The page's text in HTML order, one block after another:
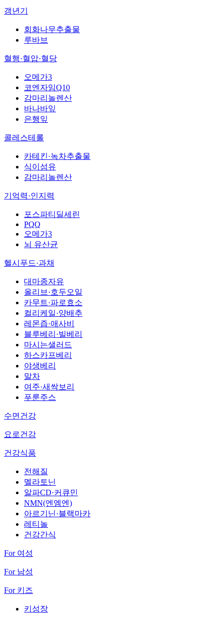
갱년기
회화나무추출물
루바브
혈행·혈압·혈당
오메가3
코엔자임Q10
감마리놀렌산
바나바잎
은행잎
콜레스테롤
카테킨·녹차추출물
식이섬유
감마리놀렌산
기억력·인지력
포스파티딜세린
PQQ
오메가3
뇌 유산균
헬시푸드·과채
대마종자유
올리브·호두오일
카무트·파로효소
컬리케일·양배추
레몬즙·애사비
블루베리·빌베리
마시는샐러드
하스카프베리
야생베리
말차
여주·새싹보리
푸룬주스
수면건강
요로건강
건강식품
전해질
멜라토닌
알파CD·커큐민
NMN(엔엠엔)
아르기닌·블랙마카
레티놀
건강간식
For 여성
For 남성
For 키즈
키성장